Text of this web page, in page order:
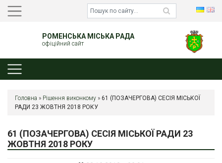
РОМЕНСЬКА МІСЬКА РАДА
офіційний сайт
Головна » Рішення виконкому » 61 (ПОЗАЧЕРГОВА) СЕСІЯ МІСЬКОЇ
РАДИ 23 ЖОВТНЯ 2018 РОКУ
61 (ПОЗАЧЕРГОВА) СЕСІЯ МІСЬКОЇ РАДИ 23
ЖОВТНЯ 2018 РОКУ